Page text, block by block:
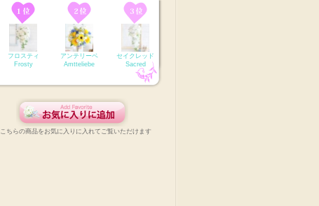
フロスティ
Frosty
アンテリーベ
Amtteliebe
セイクレッド
Sacred
こちらの商品をお気に入りに入れてご覧いただけます